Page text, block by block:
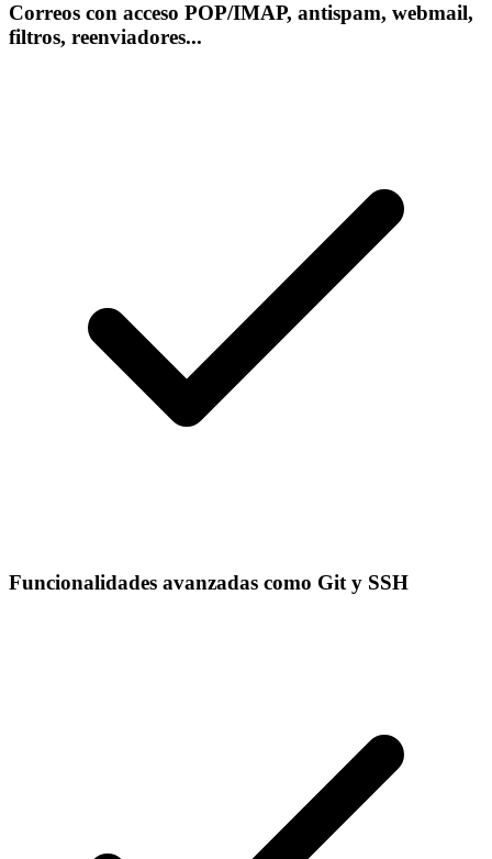
Correos con acceso POP/IMAP, antispam, webmail,
filtros, reenviadores...
Funcionalidades avanzadas como Git y SSH